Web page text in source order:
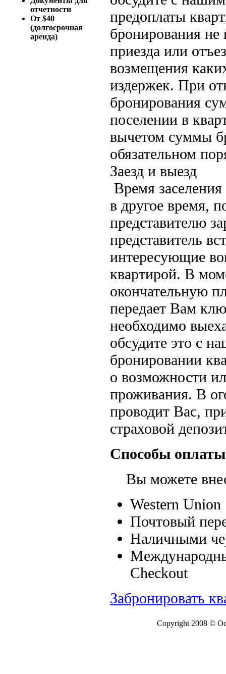
отчетности
От $40
(долгосрочная
аренда)
предоплаты
бронирования не
приезда или
возмещения
издержек. При
бронирования
поселении в
вычетом суммы
обязательном
Заезд и выезд
Время
в другое время,
представителю
представитель
интересующие
квартирой. В
окончательную
передает Вам
необходимо
обсудите это с
бронировании
о возможности
проживания. В
проводит Вас,
страховой
Способы оплаты
Вы можете
Western Union
Почтовый
Наличными
Checkout
Забронировать
Copyright 2008 ©